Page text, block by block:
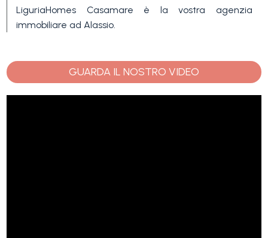
LiguriaHomes Casamare è la vostra agenzia
immobiliare ad Alassio.
GUARDA IL NOSTRO VIDEO